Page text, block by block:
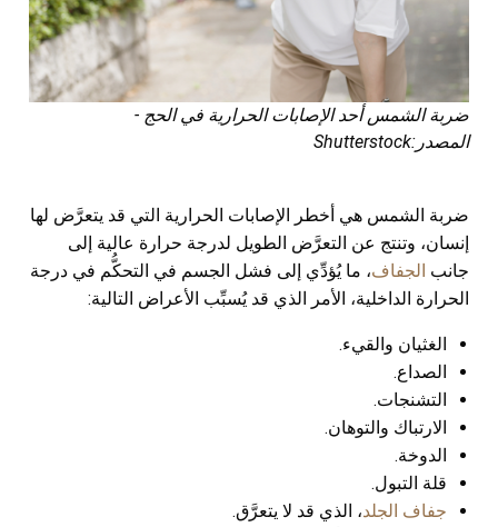
ضربة الشمس أحد الإصابات الحرارية في الحج -
المصدر:Shutterstock
ضربة الشمس هي أخطر الإصابات الحرارية التي قد يتعرَّض لها
إنسان، وتنتج عن التعرَّض الطويل لدرجة حرارة عالية إلى
جانب الجفاف، ما يُؤدِّي إلى فشل الجسم في التحكُّم في درجة
الحرارة الداخلية، الأمر الذي قد يُسبِّب الأعراض التالية:
الغثيان والقيء.
الصداع.
التشنجات.
الارتباك والتوهان.
الدوخة.
قلة التبول.
جفاف الجلد، الذي قد لا يتعرَّق.